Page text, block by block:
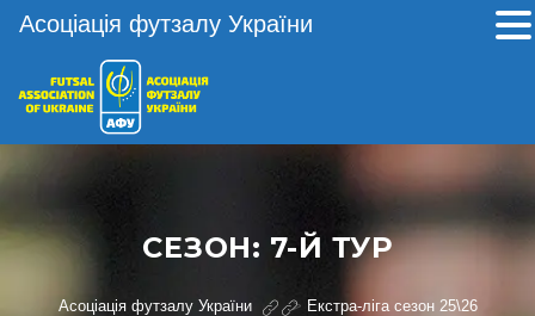
СЕЗОН: 7-Й ТУР
Асоціація футзалу України > Екстра-ліга сезон 25\26
Асоціація футзалу України